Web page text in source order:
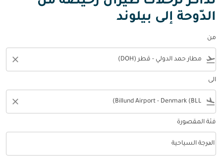
الدّوحة إلى بيلوند
من
flight_takeoff
close
الى
flight_land
close
فئة المقصورة
فئة المقصورة option الدرجة السياحية Selected
الدرجة السياحية
keyboard_arrow_down